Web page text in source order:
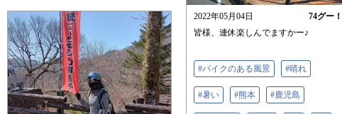
2022年05月04日 74グー！
皆様、連休楽しんでますかー♪
#バイクのある風景 #晴れ
#暑い #熊本 #鹿児島